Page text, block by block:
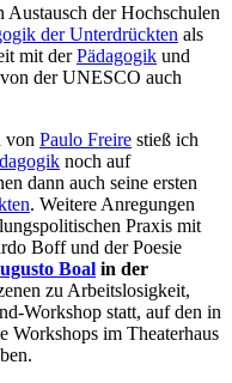
Austausch der Hochschulen
der Unterdrückten als
mit derPädagogik und
der UNESCO auch
von Paulo Freire stieß ich
noch auf
dann auch seine ersten
. Weitere Anregungen
Praxis mit
Boff und der Poesie
Boal in der
zu Arbeitslosigkeit,
Workshop statt, auf den in
Workshops im Theaterhaus